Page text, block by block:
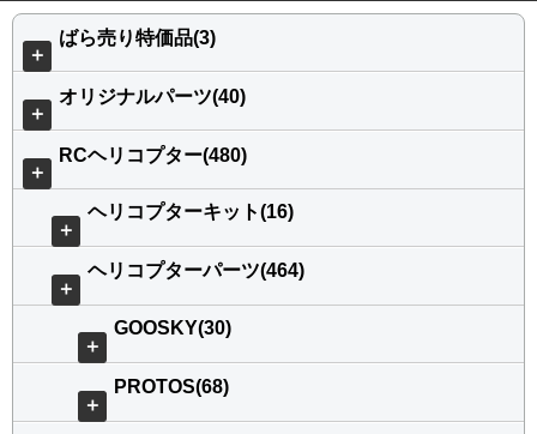
＋
ばら売り特価品(3)
＋
オリジナルパーツ(40)
＋
RCヘリコプター(480)
＋
ヘリコプターキット(16)
＋
ヘリコプターパーツ(464)
＋
GOOSKY(30)
＋
PROTOS(68)